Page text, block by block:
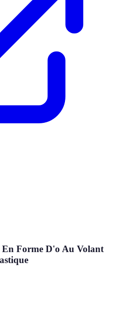
Forme D'o Au Volant